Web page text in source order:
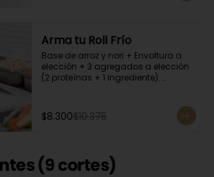
Arma tu Roll Frío
Base de arroz y nori + Envoltura a
elección + 3 agregados a elección
(2 proteínas + 1 Ingrediente).
$8.300$10.375
(9 cortes)